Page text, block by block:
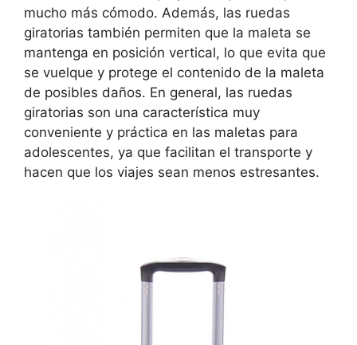
mucho más cómodo. Además, las ruedas
giratorias también permiten que la maleta se
mantenga en posición vertical, lo que evita que
se vuelque y protege el contenido de la maleta
de posibles daños. En general, las ruedas
giratorias son una característica muy
conveniente y práctica en las maletas para
adolescentes, ya que facilitan el transporte y
hacen que los viajes sean menos estresantes.